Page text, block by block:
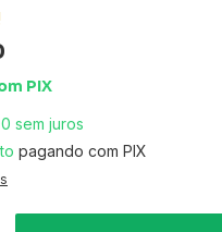
PIX
sem juros
pagando com PIX